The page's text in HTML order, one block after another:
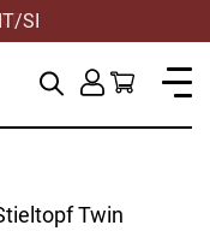
SI
Twin